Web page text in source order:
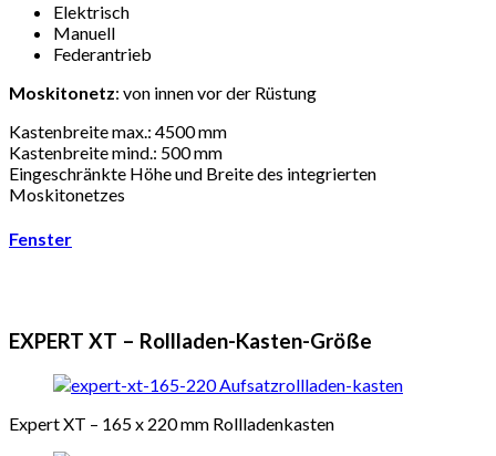
Elektrisch
Manuell
Federantrieb
Moskitonetz: von innen vor der Rüstung
Kastenbreite max.: 4500 mm
Kastenbreite mind.: 500 mm
Eingeschränkte Höhe und Breite des integrierten
Moskitonetzes
Fenster
EXPERT XT – Rollladen-Kasten-Größe
Expert XT – 165 x 220 mm Rollladenkasten